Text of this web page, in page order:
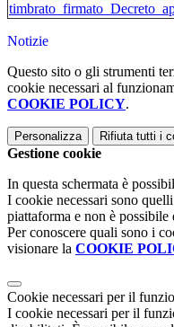
Notizie
Questo sito o gli strumenti
cookie necessari al
COOKIE POLICY.
Personalizza Rifiuta tutti i
Gestione cookie
In questa schermata è
I cookie necessari sono
piattaforma e non è
Per conoscere quali sono i
visionare la COOKIE
Cookie necessari per il
I cookie necessari per il